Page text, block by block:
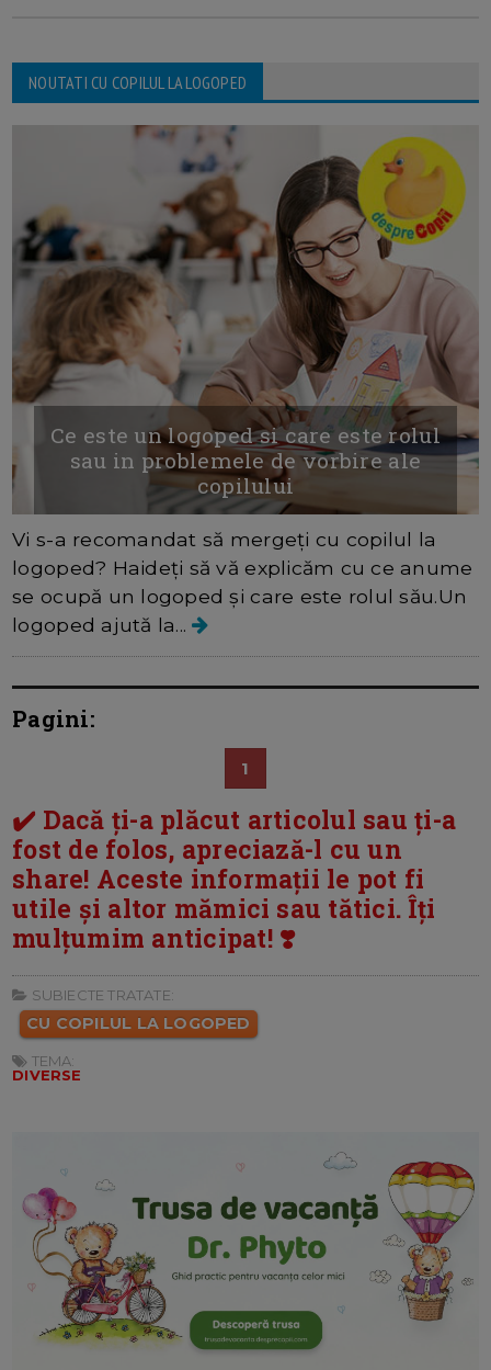
NOUTATI CU COPILUL LA LOGOPED
Ce este un logoped si care este rolul
sau in problemele de vorbire ale
copilului
Vi s-a recomandat să mergeți cu copilul la
logoped? Haideți să vă explicăm cu ce anume
se ocupă un logoped și care este rolul său.Un
logoped ajută la...
Pagini:
1
✔️ Dacă ți-a plăcut articolul sau ți-a
fost de folos, apreciază-l cu un
share! Aceste informații le pot fi
utile și altor mămici sau tătici. Îți
mulțumim anticipat! ❣️
SUBIECTE TRATATE:
CU COPILUL LA LOGOPED
TEMA:
DIVERSE